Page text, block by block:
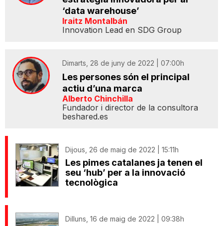
‘data warehouse’
Iraitz Montalbán
Innovation Lead en SDG Group
Dimarts, 28 de juny de 2022 | 07:00h
Les persones són el principal
actiu d’una marca
Alberto Chinchilla
Fundador i director de la consultora
beshared.es
Dijous, 26 de maig de 2022 | 15:11h
Les pimes catalanes ja tenen el
seu ‘hub’ per a la innovació
tecnològica
Dilluns, 16 de maig de 2022 | 09:38h